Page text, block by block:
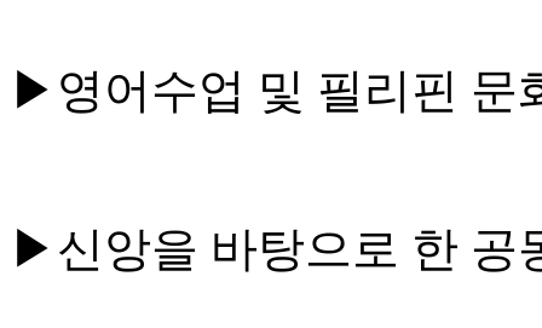
▶영어수업 및 필리핀 문
▶신앙을 바탕으로 한 공